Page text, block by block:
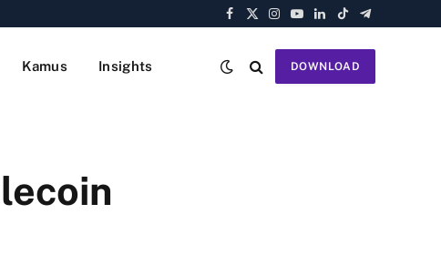
Facebook
X
Instagram
YouTube
LinkedIn
TikTokTelegram
Kamus Insights DOWNLOAD